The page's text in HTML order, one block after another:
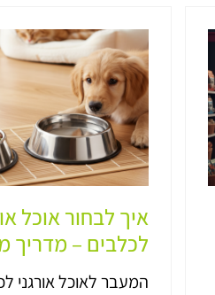
איך לבחור אוכל
לכלבים – מדריך
המעבר לאוכל אורגני